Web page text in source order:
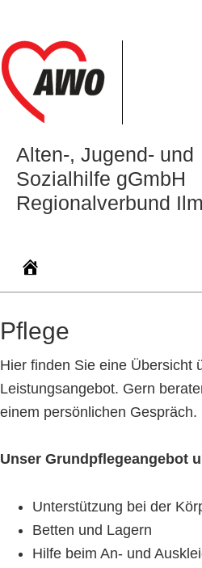
springen
springen
springen
Alten‑, Jugend‑ und
Sozialhilfe gGmbH
Regionalverbund
Pflege
Hier finden Sie eine Übersicht
Leistungsangebot. Gern
einem persönlichen Gespräch.
Unser Grundpflegeangebot
Unterstützung bei der
Betten und Lagern
Hilfe beim An- und